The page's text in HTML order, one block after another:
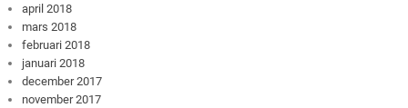
april 2018
mars 2018
februari 2018
januari 2018
december 2017
november 2017